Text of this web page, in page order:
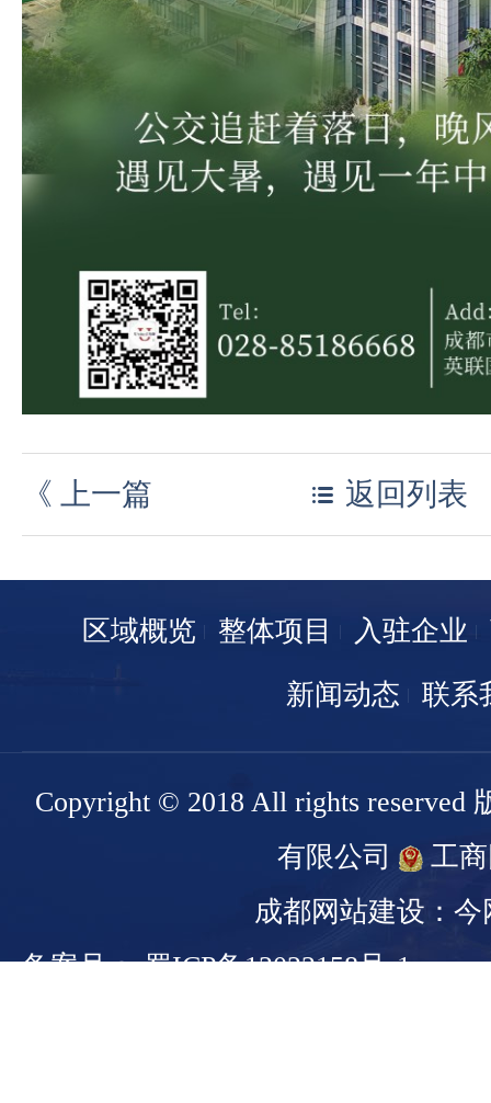
《 上一篇 返回列表
区域概览 整体项目 入驻企业
新闻动态
联系
Copyright © 2018 All rights reserved
有限公司
工
成都网站建设：今
备案号： 蜀ICP备13022158号-1